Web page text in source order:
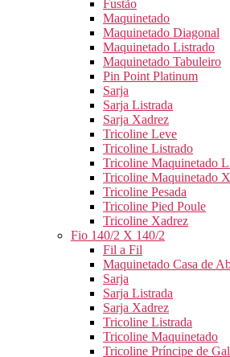
Fustão
Maquinetado
Maquinetado Diagonal
Maquinetado Listrado
Maquinetado Tabuleiro
Pin Point Platinum
Sarja
Sarja Listrada
Sarja Xadrez
Tricoline Leve
Tricoline Listrado
Tricoline Maquinetado
Tricoline Maquinetado
Tricoline Pesada
Tricoline Pied Poule
Tricoline Xadrez
Fio 140/2 X 140/2
Fil a Fil
Maquinetado Casa de
Sarja
Sarja Listrada
Sarja Xadrez
Tricoline Listrada
Tricoline Maquinetado
Tricoline Príncipe de